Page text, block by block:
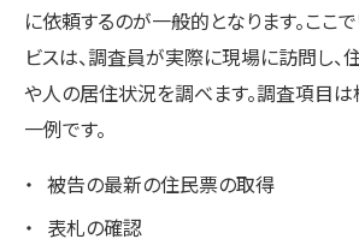
に依頼するのが一般的となります。ここ
ビスは、調査員が実際に現場に訪問し、
や人の居住状況を調べます。調査項目は
一例です。
被告の最新の住民票の取得
表札の確認